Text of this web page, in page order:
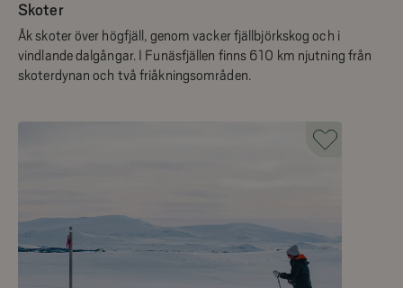
Skoter
Åk skoter över högfjäll, genom vacker fjällbjörkskog och i
vindlande dalgångar. I Funäsfjällen finns 610 km njutning från
skoterdynan och två friåkningsområden.